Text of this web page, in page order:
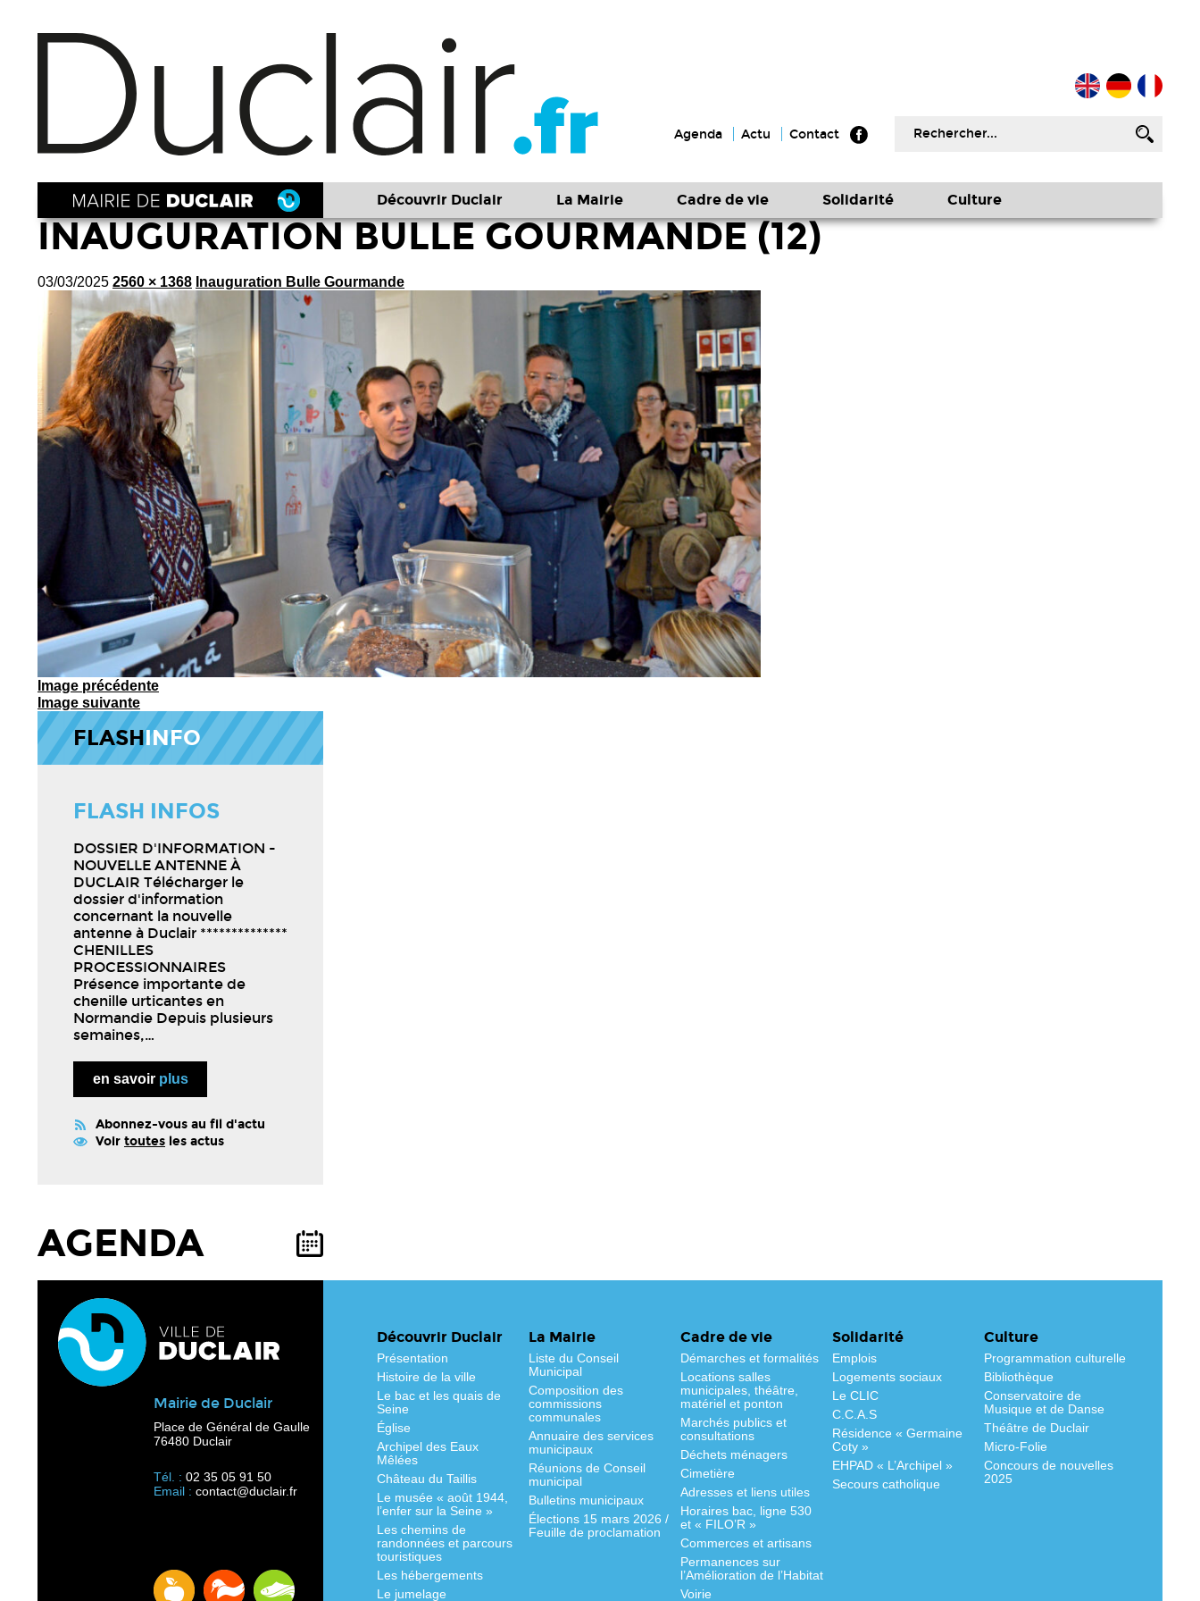
Agenda Actu Contact
Découvrir Duclair La Mairie Cadre de vie Solidarité Culture
INAUGURATION BULLE GOURMANDE (12)
03/03/2025 2560 × 1368 Inauguration Bulle Gourmande
Image précédente
Image suivante
FLASHINFO
FLASH INFOS
DOSSIER D'INFORMATION -
NOUVELLE ANTENNE À
DUCLAIR Télécharger le
dossier d'information
concernant la nouvelle
antenne à Duclair **************
CHENILLES
PROCESSIONNAIRES
Présence importante de
chenille urticantes en
Normandie Depuis plusieurs
semaines,…
en savoir plus
Abonnez-vous au fil d'actu
Voir toutes les actus
AGENDA
Mairie de Duclair
Place de Général de Gaulle
76480 Duclair
Tél. : 02 35 05 91 50
Email : contact@duclair.fr
Découvrir Duclair
Présentation
Histoire de la ville
Le bac et les quais de
Seine
Église
Archipel des Eaux
Mêlées
Château du Taillis
Le musée « août 1944,
l’enfer sur la Seine »
Les chemins de
randonnées et parcours
touristiques
Les hébergements
Le jumelage
La Mairie
Liste du Conseil
Municipal
Composition des
commissions
communales
Annuaire des services
municipaux
Réunions de Conseil
municipal
Bulletins municipaux
Élections 15 mars 2026 /
Feuille de proclamation
Cadre de vie
Démarches et formalités
Locations salles
municipales, théâtre,
matériel et ponton
Marchés publics et
consultations
Déchets ménagers
Cimetière
Adresses et liens utiles
Horaires bac, ligne 530
et « FILO’R »
Commerces et artisans
Permanences sur
l’Amélioration de l’Habitat
Voirie
Solidarité
Emplois
Logements sociaux
Le CLIC
C.C.A.S
Résidence « Germaine
Coty »
EHPAD « L’Archipel »
Secours catholique
Culture
Programmation culturelle
Bibliothèque
Conservatoire de
Musique et de Danse
Théâtre de Duclair
Micro-Folie
Concours de nouvelles
2025